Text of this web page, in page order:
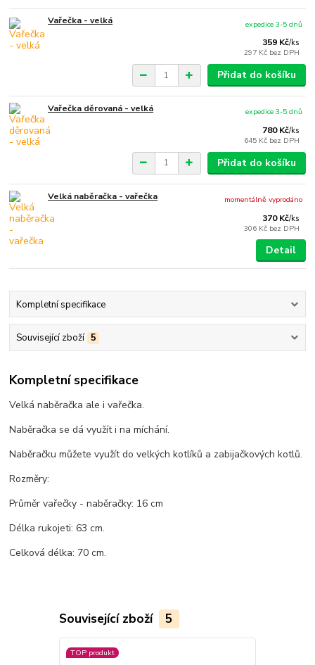
Vařečka - velká
359 Kč/ks
297 Kč bez DPH
expedice 3-5 dnů
Přidat do košíku
Vařečka děrovaná - velká
780 Kč/ks
645 Kč bez DPH
expedice 3-5 dnů
Přidat do košíku
Velká naběračka - vařečka
370 Kč/ks
306 Kč bez DPH
momentálně vyprodáno
Detail
Kompletní specifikace
Související zboží 5
Kompletní specifikace
Velká naběračka ale i vařečka.
Naběračka se dá využít i na míchání.
Naběračku můžete využít do velkých kotlíků a zabijačkových kotlů.
Rozměry:
Průměr vařečky - naběračky: 16 cm
Délka rukojeti: 63 cm.
Celková délka: 70 cm.
Související zboží 5
TOP produkt